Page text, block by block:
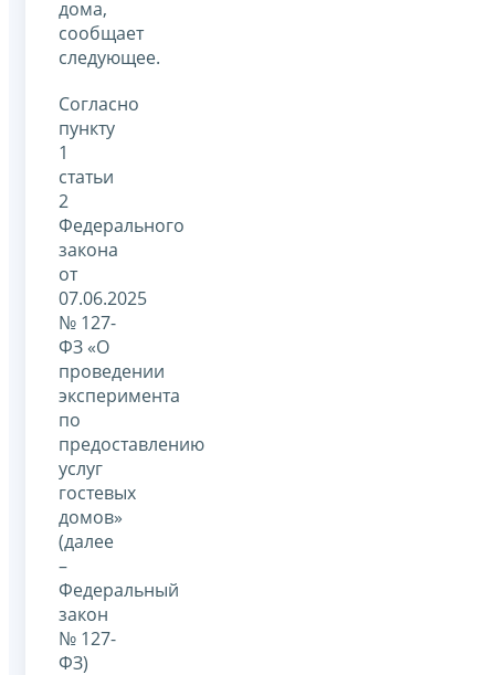
дома,
сообщает
следующее.
Согласно
пункту
1
статьи
2
Федерального
закона
от
07.06.2025
№ 127-
ФЗ «О
проведении
эксперимента
по
предоставлению
услуг
гостевых
домов»
(далее
–
Федеральный
закон
№ 127-
ФЗ)